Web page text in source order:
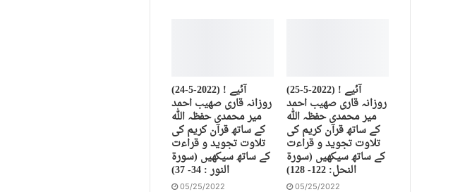
(24-5-2022) آئیے !
روزانہ قاری صهیب احمد
میر محمدی حفظہ اللہ
کے ساتھ قرآن کریم کی
تلاوت تجوید و قراءت
کے ساتھ سیکھیں (سورة
النور : 34- 37)
05/25/2022
(25-5-2022) آئیے !
روزانہ قاری صهیب احمد
میر محمدی حفظہ اللہ
کے ساتھ قرآن کریم کی
تلاوت تجوید و قراءت
کے ساتھ سیکھیں (سورة
النحل: 122- 128)
05/25/2022